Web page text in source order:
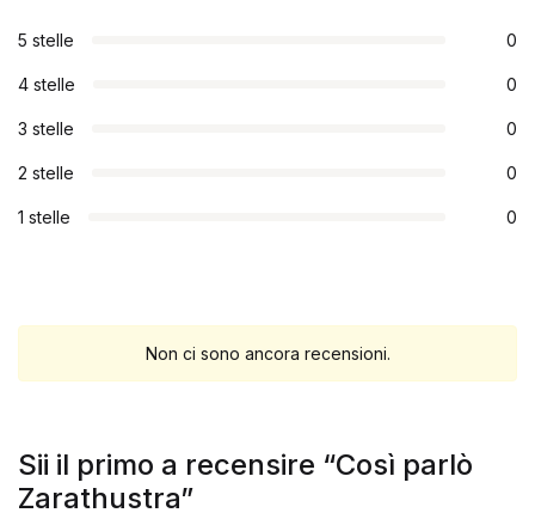
5 stelle 0
4 stelle 0
3 stelle 0
2 stelle 0
1 stelle 0
Non ci sono ancora recensioni.
Sii il primo a recensire “Così parlò
Zarathustra”